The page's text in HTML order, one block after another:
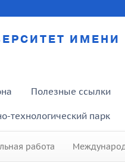
ИМЕНИ
Полезные ссылки
технологический парк
работа